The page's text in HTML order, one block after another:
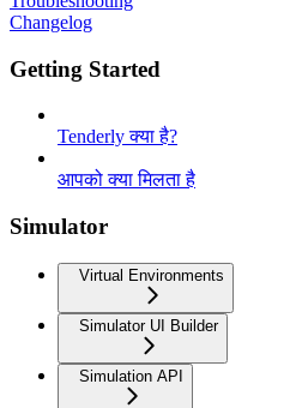
Changelog
Getting Started
Tenderly क्या है?
आपको क्या मिलता है
Simulator
Virtual Environments
Simulator UI Builder
Simulation API